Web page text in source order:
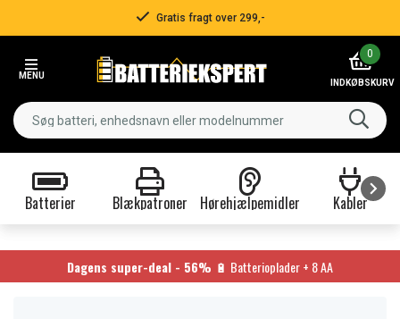
Gratis fragt over 299,-
MENU
0
INDKØBSKURV
Batterier Blækpatroner Hørehjælpemidler Kabler
9
Dagens super-deal - 56% 🔋 Batterioplader + 8 AA